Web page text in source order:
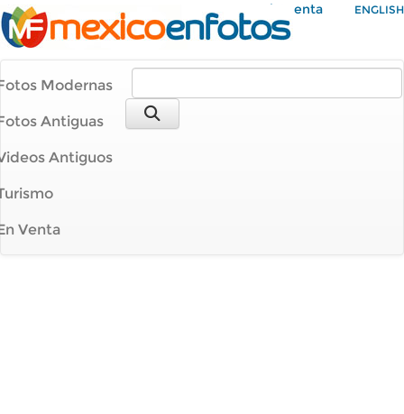
Mi Cuenta ENGLISH
Modernas
Antiguas
Antiguos
Venta